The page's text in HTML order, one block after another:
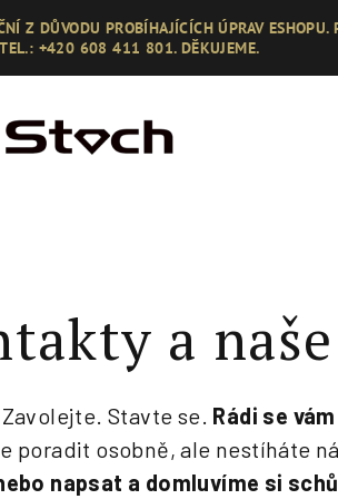
Z DŮVODU PROBÍHAJÍCÍCH ÚPRAV
TEL.: +420 608 411 801. DĚKUJEME.
a
Stavte se. Rádi se
poradit osobně, ale nestíháte
napsat a domluvíme si